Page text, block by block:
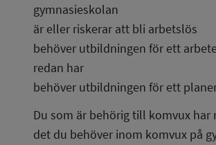
gymnasieskolan
är eller riskerar att bli arbetslös
behöver utbildningen för ett
redan har
behöver utbildningen för ett
Du som är behörig till komvux har
det du behöver inom komvux på